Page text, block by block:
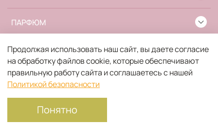
ПАРФЮМ
ИНФОРМАЦИЯ
Продолжая использовать наш сайт, вы даете согласие
на обработку файлов cookie, которые обеспечивают
правильную работу сайта и соглашаетесь с нашей
Политикой безопасности
Понятно